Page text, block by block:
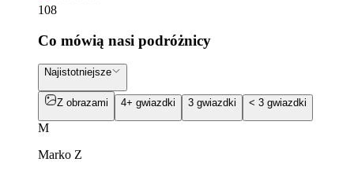
108
Co mówią nasi podróżnicy
Najistotniejsze
Z obrazami 4+ gwiazdki 3 gwiazdki < 3 gwiazdki
M
Marko Z